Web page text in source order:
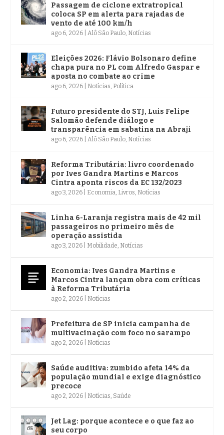
Passagem de ciclone extratropical
coloca SP em alerta para rajadas de
vento de até 100 km/h
ago 6, 2026 Alô São Paulo Notícias
Eleições 2026: Flávio Bolsonaro define
chapa pura no PL com Alfredo Gaspar e
aposta no combate ao crime
ago 6, 2026 Notícias Política
Futuro presidente do STJ, Luis Felipe
Salomão defende diálogo e
transparência em sabatina na Abraji
ago 6, 2026 Alô São Paulo Notícias
Reforma Tributária: livro coordenado
por Ives Gandra Martins e Marcos
Cintra aponta riscos da EC 132/2023
ago 3, 2026 Economia Livros Notícias
Linha 6-Laranja registra mais de 42 mil
passageiros no primeiro mês de
operação assistida
ago 3, 2026 Mobilidade Notícias
Economia: Ives Gandra Martins e
Marcos Cintra lançam obra com críticas
à Reforma Tributária
ago 2, 2026 Notícias
Prefeitura de SP inicia campanha de
multivacinação com foco no sarampo
ago 2, 2026 Notícias
Saúde auditiva: zumbido afeta 14% da
população mundial e exige diagnóstico
precoce
ago 2, 2026 Notícias Saúde
Jet Lag: porque acontece e o que faz ao
seu corpo